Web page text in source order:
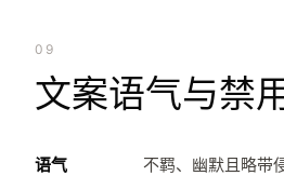
09
文案语气与禁
语气 不羁、幽默且略带